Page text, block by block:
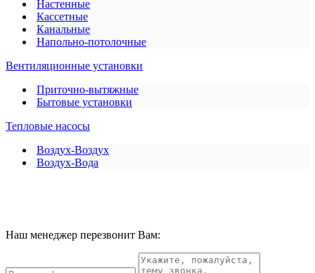
Настенные
Кассетные
Канальные
Напольно-потолочные
Вентиляционные установки
Приточно-вытяжные
Бытовые установки
Тепловые насосы
Воздух-Воздух
Воздух-Вода
Наш менеджер перезвонит Вам: